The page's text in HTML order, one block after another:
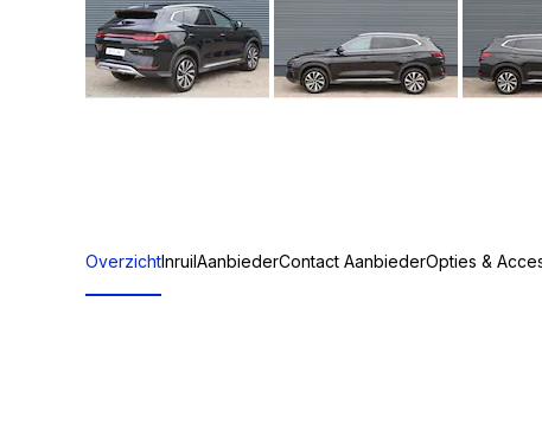
OverzichtInruilAanbiederContact AanbiederOpties &